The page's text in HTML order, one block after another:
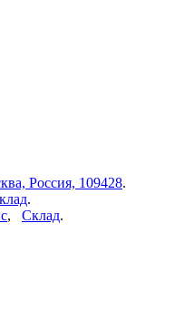
Россия, 109428.
.
, Склад.